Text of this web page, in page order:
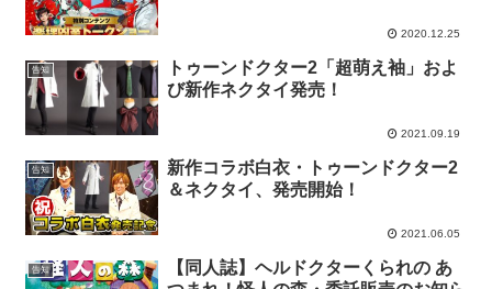
2020.12.25
告知
トゥーンドクター2「超萌え袖」およ
び新作ネクタイ発売！
2021.09.19
告知
新作コラボ白衣・トゥーンドクター2
＆ネクタイ、発売開始！
2021.06.05
告知
【同人誌】ヘルドクターくられの あ